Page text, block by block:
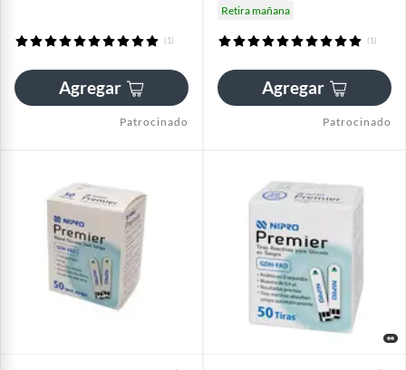
(1)
Agregar
Patrocinado
Retira mañana
(1)
Agregar
Patrocinado